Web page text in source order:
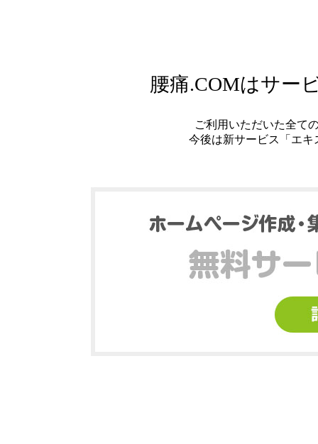
腰痛.COMはサー
ご利用いただいた全て
今後は新サービス「エ